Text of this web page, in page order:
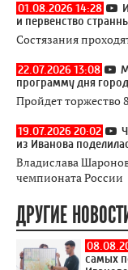
01.08.2026 14:28
и первенство
Состязания
22.07.2026 13:08
программу дня
Пройдет торжество 8
19.07.2026 20:02
из Иванова
Владислава
чемпионата России
ДРУГИЕ
самых